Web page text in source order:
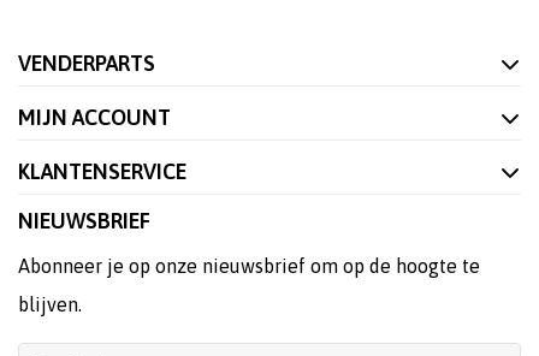
VENDERPARTS
MIJN ACCOUNT
KLANTENSERVICE
NIEUWSBRIEF
Abonneer je op onze nieuwsbrief om op de hoogte te
blijven.